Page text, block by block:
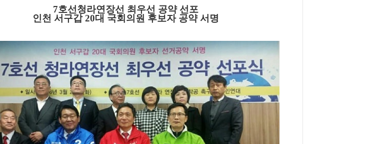
7호선청라연장선 최우선 공약 선포
인천 서구갑 20대 국회의원 후보자 공약 서명